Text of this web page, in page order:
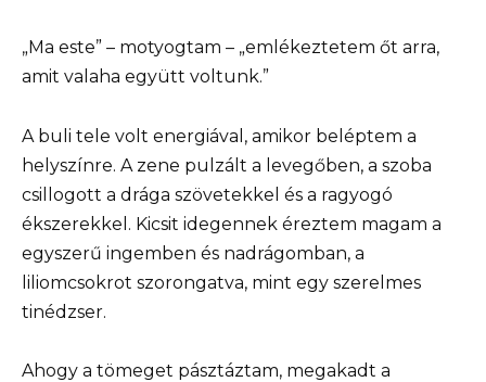
„Ma este” – motyogtam – „emlékeztetem őt arra,
amit valaha együtt voltunk.”
A buli tele volt energiával, amikor beléptem a
helyszínre. A zene pulzált a levegőben, a szoba
csillogott a drága szövetekkel és a ragyogó
ékszerekkel. Kicsit idegennek éreztem magam a
egyszerű ingemben és nadrágomban, a
liliomcsokrot szorongatva, mint egy szerelmes
tinédzser.
Ahogy a tömeget pásztáztam, megakadt a